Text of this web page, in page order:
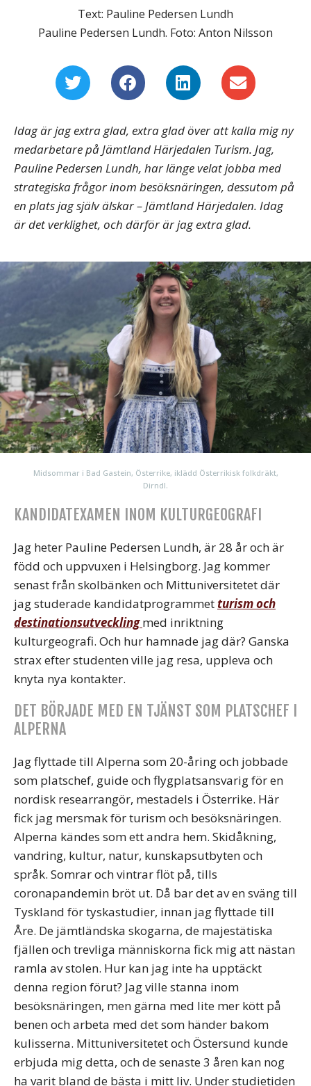
Text: Pauline Pedersen Lundh
Pauline Pedersen Lundh. Foto: Anton Nilsson
Idag är jag extra glad, extra glad över att kalla mig ny
medarbetare på Jämtland Härjedalen Turism. Jag,
Pauline Pedersen Lundh, har länge velat jobba med
strategiska frågor inom besöksnäringen, dessutom på
en plats jag själv älskar – Jämtland Härjedalen. Idag
är det verklighet, och därför är jag extra glad.
Midsommar i Bad Gastein, Österrike, iklädd Österrikisk folkdräkt,
Dirndl.
KANDIDATEXAMEN INOM KULTURGEOGRAFI
Jag heter Pauline Pedersen Lundh, är 28 år och är
född och uppvuxen i Helsingborg. Jag kommer
senast från skolbänken och Mittuniversitetet där
jag studerade kandidatprogrammetturism och
destinationsutvecklingmed inriktning
kulturgeografi. Och hur hamnade jag där? Ganska
strax efter studenten ville jag resa, uppleva och
knyta nya kontakter.
DET BÖRJADE MED EN TJÄNST SOM PLATSCHEF I
ALPERNA
Jag flyttade till Alperna som 20-åring och jobbade
som platschef, guide och flygplatsansvarig för en
nordisk researrangör, mestadels i Österrike. Här
fick jag mersmak för turism och besöksnäringen.
Alperna kändes som ett andra hem. Skidåkning,
vandring, kultur, natur, kunskapsutbyten och
språk. Somrar och vintrar flöt på, tills
coronapandemin bröt ut. Då bar det av en sväng till
Tyskland för tyskastudier, innan jag flyttade till
Åre. De jämtländska skogarna, de majestätiska
fjällen och trevliga människorna fick mig att nästan
ramla av stolen. Hur kan jag inte ha upptäckt
denna region förut? Jag ville stanna inom
besöksnäringen, men gärna med lite mer kött på
benen och arbeta med det som händer bakom
kulisserna. Mittuniversitetet och Östersund kunde
erbjuda mig detta, och de senaste 3 åren kan nog
ha varit bland de bästa i mitt liv. Under studietiden